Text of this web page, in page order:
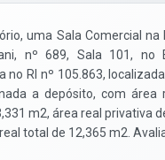
uma Sala Comercial na
nº 689, Sala 101, no
no RI nº 105.863,
a depósito, com área
m2, área real privativa
total de 12,365 m2.